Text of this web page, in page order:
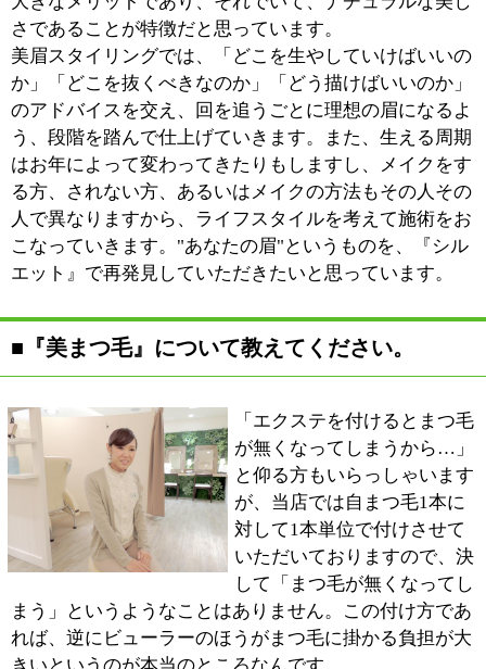
ルギー性のトラブルを回避することにつながっていきま
す。相応の技術力がなければ出来ないことであり、『シ
ルエット』では、厳しい技術審査をクリアしたスタイリ
ストのみが施術をおこなっています。
■施術に掛かる時間をどのように過していただ
きたいとお考えですか？
眉とまつ毛を同時進行でおこなうコースもあり、こちら
ですと施術が2時間に及ぶことがあります。様々な方針
を掲げられたブランドさんがありますが、時間と空間に
ゆとりをもち、お客様にゆったりと過していただきたい
というのが我々の思いです。当店ではその思いをアシス
トしてくれるアイテムとして、ベッドや枕、脚枕にテン
うぞ気兼ねなく、ゆっくりとお眠りいただきたいと思っ
ています。 キレイが幸せをもたらすのと同じく、リラ
ックスした時間を過していただくことも、ひと時の幸せ
に他なりません。1ヶ月に1回、贅沢な時間を過していた
して皆様をお待ちしています。
■最後に地域の皆様にメッセージをお願いしま
女性の印象の8割、9割が、"目"だと言われています。と
すれば、そこをクリアすることが出来さえすれば、"な
りたい自分"になれる、ということだと思うんです。美
眉で自分らしさを発見し、美まつ毛で、その自分らしさ
をさらにバージョンアップする。『シルエット』は、ア
イビューティーを通じ、女性の幸せを応援していきたい
と考えています。 それから、当店はメンズのお客様が